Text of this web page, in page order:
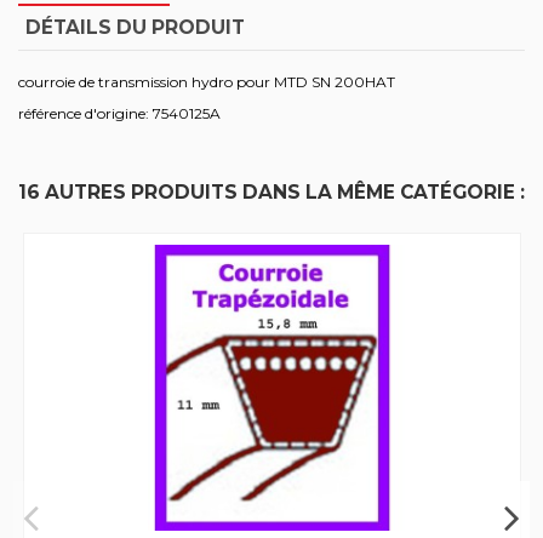
DÉTAILS DU PRODUIT
courroie de transmission hydro pour MTD SN 200HAT
référence d'origine: 7540125A
16 AUTRES PRODUITS DANS LA MÊME CATÉGORIE :